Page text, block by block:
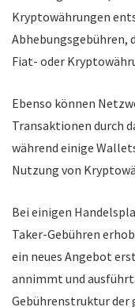
Kryptowährungen
Abhebungsgebühren,
Fiat- oder
Ebenso können
Transaktionen durch
während einige
Nutzung von
Bei einigen
Taker-Gebühren
ein neues Angebot
annimmt und
Gebührenstruktur